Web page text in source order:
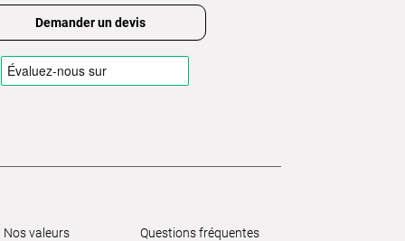
Demander un devis
Nos valeurs
Questions fréquentes